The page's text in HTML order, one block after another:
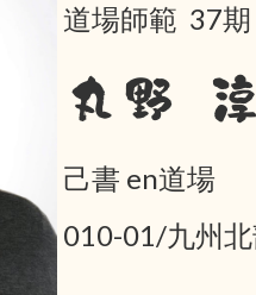
道場師範 37期
丸野
己書 en道場
010-01/九州